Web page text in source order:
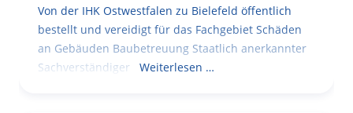
Von der IHK Ostwestfalen zu Bielefeld öffentlich
bestellt und vereidigt für das Fachgebiet Schäden
an Gebäuden Baubetreuung Staatlich anerkannter
Sachverständiger
Weiterlesen …